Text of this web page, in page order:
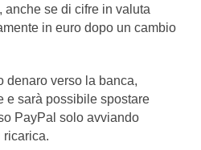
anche se di cifre in valuta
in euro dopo un cambio
denaro verso la banca,
e sarà possibile spostare
PayPal solo avviando
ricarica.